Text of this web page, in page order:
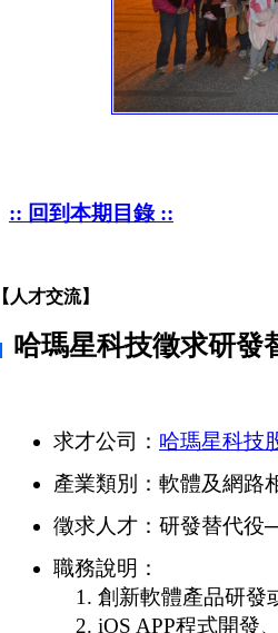
:: 回到本期目錄 ::
【人才交流】
哈瑪星科技徵求研發
求才公司： 哈瑪星科技
產業類別：軟體及網
徵求人才：研發替代役
職務說明：
創新軟體產品研發
iOS APP程式開發